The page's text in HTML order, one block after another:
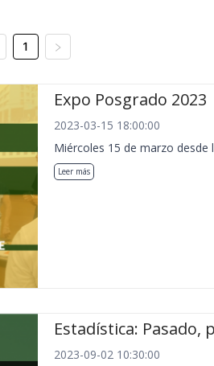
1
Expo Posgrado 2023
2023-03-15 18:00:00
Miércoles 15 de marzo desde
Leer más
Estadística:
2023-09-02 10:30:00